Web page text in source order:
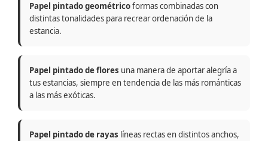
Papel pintado geométricoformas combinadas con
distintas tonalidades para recrear ordenación de la
estancia.
Papel pintado de flores una manera de aportar alegría a
tus estancias, siempre en tendencia de las más románticas
a las más exóticas.
Papel pintado de rayas líneas rectas en distintos anchos,